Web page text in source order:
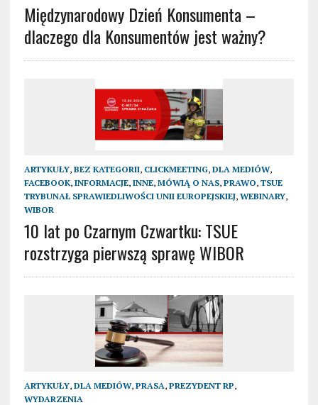
Międzynarodowy Dzień Konsumenta –
dlaczego dla Konsumentów jest ważny?
ARTYKUŁY, BEZ KATEGORII, CLICKMEETING, DLA MEDIÓW,
FACEBOOK, INFORMACJE, INNE, MÓWIĄ O NAS, PRAWO, TSUE
TRYBUNAŁ SPRAWIEDLIWOŚCI UNII EUROPEJSKIEJ, WEBINARY,
WIBOR
10 lat po Czarnym Czwartku: TSUE
rozstrzyga pierwszą sprawę WIBOR
ARTYKUŁY, DLA MEDIÓW, PRASA, PREZYDENT RP,
WYDARZENIA